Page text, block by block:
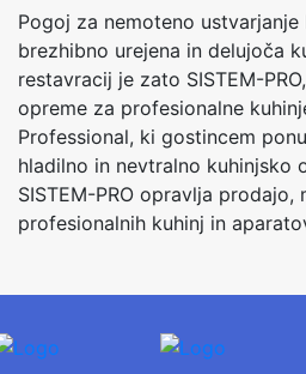
Pogoj za nemoteno
brezhibno urejena in delujoča
restavracij je zato SISTEM-
opreme za profesionalne
Professional, ki gostincem
hladilno in nevtralno kuhinjsko
SISTEM-PRO opravlja prodajo,
profesionalnih kuhinj in